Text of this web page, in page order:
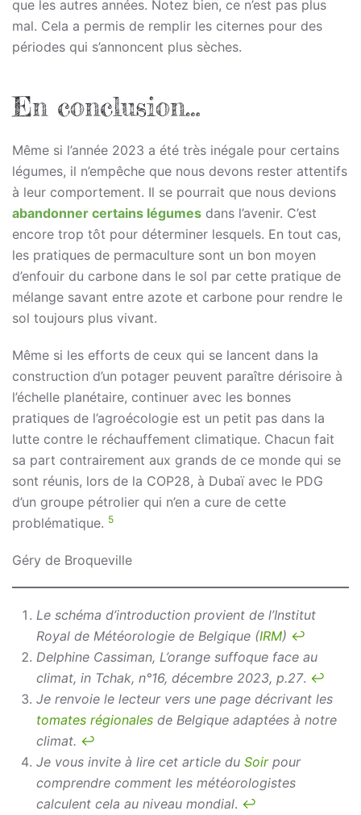
que les autres années. Notez bien, ce n’est pas plus
mal. Cela a permis de remplir les citernes pour des
périodes qui s’annoncent plus sèches.
En conclusion…
Même si l’année 2023 a été très inégale pour certains
légumes, il n’empêche que nous devons rester attentifs
à leur comportement. Il se pourrait que nous devions
abandonner certains légumes dans l’avenir. C’est
encore trop tôt pour déterminer lesquels. En tout cas,
les pratiques de permaculture sont un bon moyen
d’enfouir du carbone dans le sol par cette pratique de
mélange savant entre azote et carbone pour rendre le
sol toujours plus vivant.
Même si les efforts de ceux qui se lancent dans la
construction d’un potager peuvent paraître dérisoire à
l’échelle planétaire, continuer avec les bonnes
pratiques de l’agroécologie est un petit pas dans la
lutte contre le réchauffement climatique. Chacun fait
sa part contrairement aux grands de ce monde qui se
sont réunis, lors de la COP28, à Dubaï avec le PDG
d’un groupe pétrolier qui n’en a cure de cette
problématique. 5
Géry de Broqueville
Le schéma d’introduction provient de l’Institut
Royal de Météorologie de Belgique (IRM) ↩︎
Delphine Cassiman, L’orange suffoque face au
climat, in Tchak, n°16, décembre 2023, p.27. ↩︎
Je renvoie le lecteur vers une page décrivant les
tomates régionales de Belgique adaptées à notre
climat. ↩︎
Je vous invite à lire cet article du Soirpour
comprendre comment les météorologistes
calculent cela au niveau mondial. ↩︎